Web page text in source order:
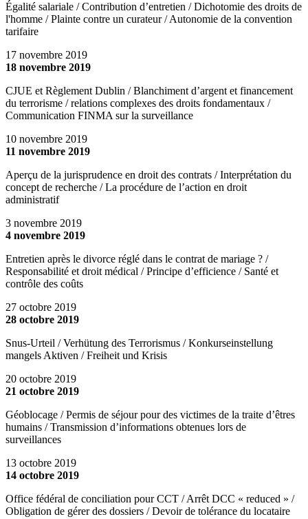
Égalité salariale / Contribution d’entretien / Dichotomie des droits de
l'homme / Plainte contre un curateur / Autonomie de la convention
tarifaire
17 novembre 2019
18 novembre 2019
CJUE et Règlement Dublin / Blanchiment d’argent et financement
du terrorisme / relations complexes des droits fondamentaux /
Communication FINMA sur la surveillance
10 novembre 2019
11 novembre 2019
Aperçu de la jurisprudence en droit des contrats / Interprétation du
concept de recherche / La procédure de l’action en droit
administratif
3 novembre 2019
4 novembre 2019
Entretien après le divorce réglé dans le contrat de mariage ? /
Responsabilité et droit médical / Principe d’efficience / Santé et
contrôle des coûts
27 octobre 2019
28 octobre 2019
Snus-Urteil / Verhütung des Terrorismus / Konkurseinstellung
mangels Aktiven / Freiheit und Krisis
20 octobre 2019
21 octobre 2019
Géoblocage / Permis de séjour pour des victimes de la traite d’êtres
humains / Transmission d’informations obtenues lors de
surveillances
13 octobre 2019
14 octobre 2019
Office fédéral de conciliation pour CCT / Arrêt DCC « reduced » /
Obligation de gérer des dossiers / Devoir de tolérance du locataire